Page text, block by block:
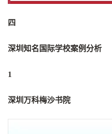
四
深圳知名国际学校案例分析
1
深圳万科梅沙书院